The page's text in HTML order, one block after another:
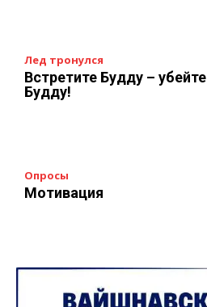
Лед тронулся
Встретите Будду – убейте
Будду!
Опросы
Мотивация